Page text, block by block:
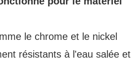
le chrome et le nickel
résistants à l'eau salée et